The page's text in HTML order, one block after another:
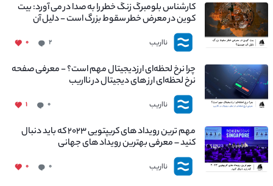
کارشناس بلومبرگ زنگ خطر را به صدا در می آورد: بیت
کوین در معرض خطر سقوط بزرگ است - دلیل آن
چیست؟
نااریب ۲ ۰
چرا نرخ لحظه‌ای ارزدیجیتال مهم است؟ - معرفی صفحه
نرخ لحظه‌ای ارز های دیجیتال در نااریب
نااریب ۰ ۱
مهم ترین رویداد های کریپتویی ۲۰۲۳ که باید دنبال
کنید – معرفی بهترین رویداد های جهانی
نااریب ۰ ۰